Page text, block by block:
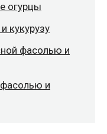
огурцы
кукурузу
фасолью и
и